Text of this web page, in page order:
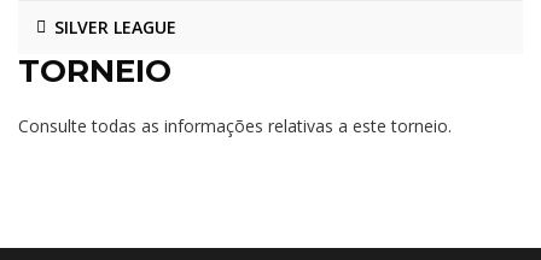
SILVER LEAGUE
TORNEIO
Consulte todas as informações relativas a este torneio.